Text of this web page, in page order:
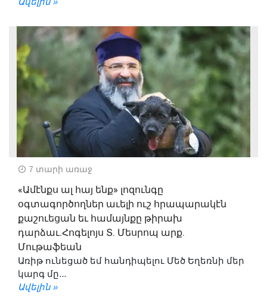
7 տարի առաջ
«Ամէնքս ալ հայ ենք» լոզունգը
օգտագործողներ աւելի ուշ հրապարակէն
քաշուեցան եւ համայնքը թիրախ
դարձաւ.Հոգելոյս Տ. Մեսրոպ արք.
Մութաֆեան
Առիթ ունեցած եմ հանդիպելու Մեծ Եղեռնի մեր
կարգ մը...
Ավելին »